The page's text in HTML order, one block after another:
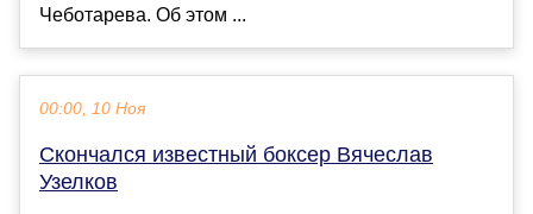
Чеботарева. Об этом ...
00:00, 10 Ноя
Скончался известный боксер Вячеслав
Узелков